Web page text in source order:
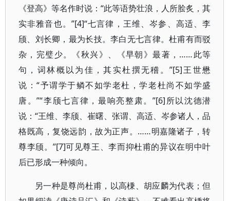
《登高》等名作时说：“此等语势壮浪，人所脍炙，其
实非雅音也。”[4]“七言律，王维、岑参、高适、李
颀、刘长卿，最为长技。李白无七言律。杜甫有而驳
杂，完璧少。《秋兴》、《早朝》最著，……此等
句，词林概以为佳，其实杜撰无稽。”[5]王世懋
说：“予谓学于鳞不如学老杜，学老杜尚不如学盛
唐。”“李颀七言律，最响亮整肃。”[6]所以沈德潜
说：“王维、李颀、崔曙、张谓、高适、岑参诸人，品
格既高，复饶远韵，故为正声。……明嘉隆诸子，转
尊李颀。”[7]可见尊王、李而抑杜甫的异议在明中叶
后已形成一种倾向。
另一种是尊尚杜甫，以高棅、胡应麟为代表；但